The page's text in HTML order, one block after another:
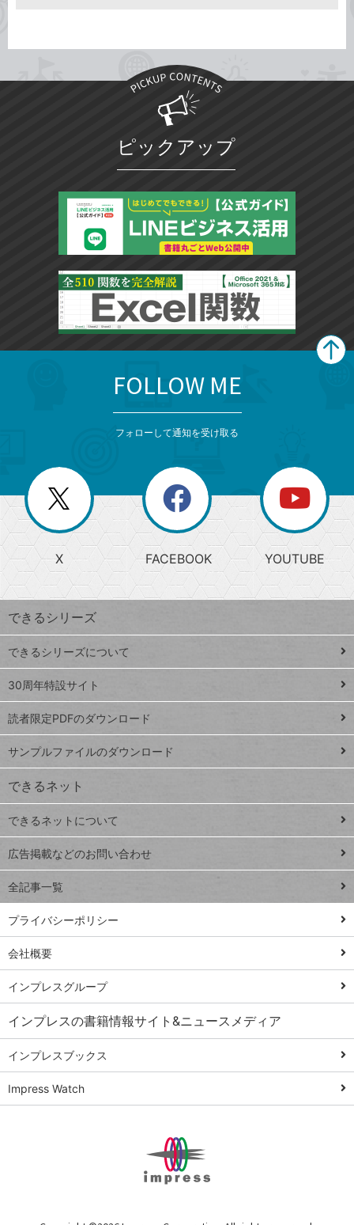
ピックアップ
じ
る
search
検
索
上
昇
ワ
ー
ド
Google
スプレ
ッドシ
ート
iPhone
VLOOKUP
close
閉じ
る
閉
じ
る
ー
か
ら
探
す
ト
ッ
プ
ペ
ジ
連載
Excel Q&A
トイアンナ流仕
事術
PowerAutomate
ではじめる業務
の完全自動化
AI議事録作成術
Windows 11
Q&A
Teams踏み込み
活用術
Excel講師の仕事
術
俺のメルカリ
FOLLOW ME
フォローして通知を受け取る
X FACEBOOK YOUTUBE
できるシリーズ
できるシリーズについて
30周年特設サイト
読者限定PDFのダウンロード
サンプルファイルのダウンロード
できるネット
できるネットについて
広告掲載などのお問い合わせ
全記事一覧
プライバシーポリシー
会社概要
インプレスグループ
インプレスの書籍情報サイト&ニュースメディア
インプレスブックス
Impress Watch